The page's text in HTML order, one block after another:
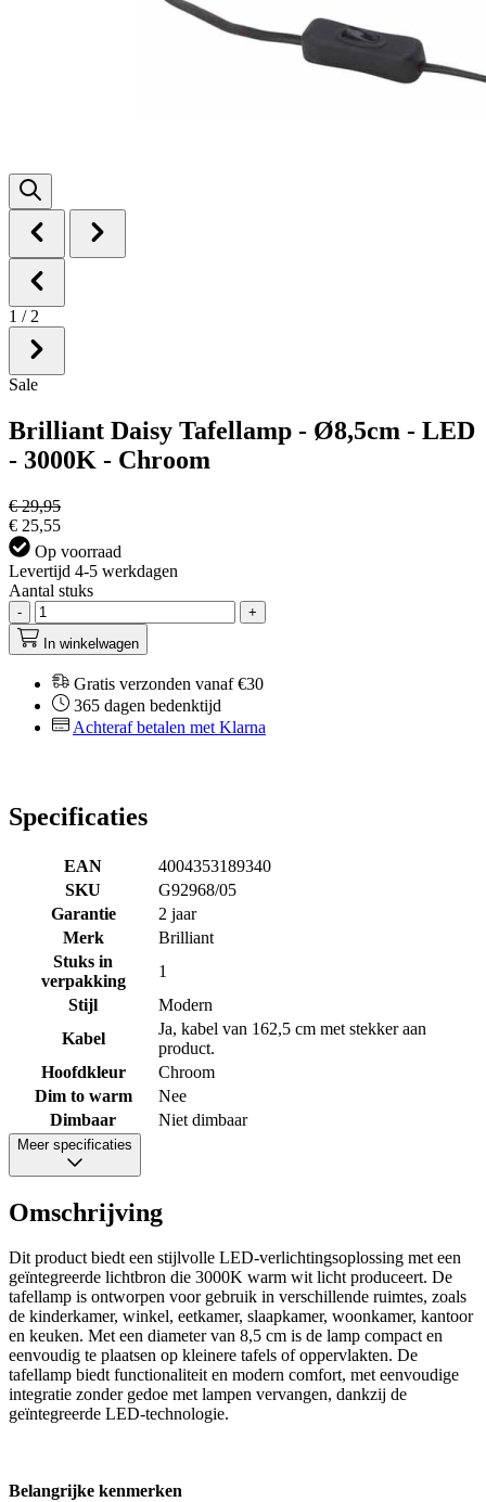
1 / 2
Sale
Brilliant Daisy Tafellamp - Ø8,5cm - LED
- 3000K - Chroom
€ 29,95
€ 25,55
Op voorraad
Levertijd 4-5 werkdagen
Aantal stuks
-
+
In winkelwagen
Gratis verzonden vanaf €30
365 dagen bedenktijd
Achteraf betalen met Klarna
Specificaties
EAN
4004353189340
SKU
G92968/05
Garantie
2 jaar
Merk
Brilliant
Stuks in
verpakking
1
Stijl
Modern
Kabel
Ja, kabel van 162,5 cm met stekker aan
product.
Hoofdkleur
Chroom
Dim to warm
Nee
Dimbaar
Niet dimbaar
Meer specificaties
Omschrijving
Dit product biedt een stijlvolle LED-verlichtingsoplossing met een
geïntegreerde lichtbron die 3000K warm wit licht produceert. De
tafellamp is ontworpen voor gebruik in verschillende ruimtes, zoals
de kinderkamer, winkel, eetkamer, slaapkamer, woonkamer, kantoor
en keuken. Met een diameter van 8,5 cm is de lamp compact en
eenvoudig te plaatsen op kleinere tafels of oppervlakten. De
tafellamp biedt functionaliteit en modern comfort, met eenvoudige
integratie zonder gedoe met lampen vervangen, dankzij de
geïntegreerde LED-technologie.
Belangrijke kenmerken